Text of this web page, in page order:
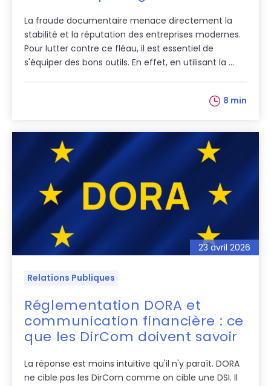
La fraude documentaire menace directement la
stabilité et la réputation des entreprises modernes.
Pour lutter contre ce fléau, il est essentiel de
s'équiper des bons outils. En effet, en utilisant la ...
8 min
23 avril 2026
Relations Publiques
Réglementation DORA et
communication financière : ce
que les DirCom doivent savoir
La réponse est moins intuitive qu'il n'y paraît. DORA
ne cible pas les DirCom comme on cible une DSI. Il